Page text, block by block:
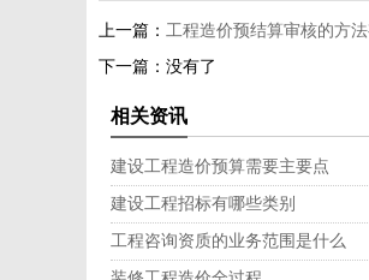
上一篇： 工程造价预结算审核的方
下一篇：没有了
相关资讯
建设工程造价预算需要主要点
建设工程招标有哪些类别
工程咨询资质的业务范围是什么